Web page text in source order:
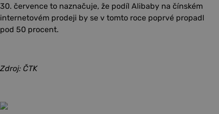
30. července to naznačuje, že podíl Alibaby na čínském
internetovém prodeji by se v tomto roce poprvé propadl
pod 50 procent.
Zdroj: ČTK